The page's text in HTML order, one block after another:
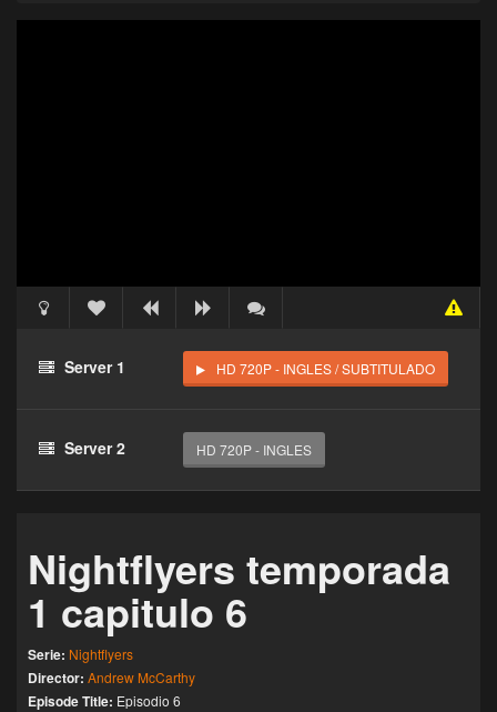
Haz clic 3 veces en el botón para desbloquear este
reproductor
Clic 1 - Abrir primer enlace
Server 1 HD 720P - INGLES / SUBTITULADO
Server 2 HD 720P - INGLES
Nightflyers temporada
1 capitulo 6
Serie: Nightflyers
Director: Andrew McCarthy
Episode Title: Episodio 6